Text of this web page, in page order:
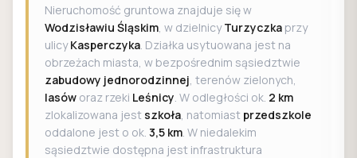
Nieruchomość gruntowa znajduje się w
Wodzisławiu Śląskim, w dzielnicyTurzyczka przy
ulicyKasperczyka. Działka usytuowana jest na
obrzeżach miasta, w bezpośrednim sąsiedztwie
zabudowy jednorodzinnej, terenów zielonych,
lasów oraz rzeki Leśnicy. W odległości ok. 2 km
zlokalizowana jest szkoła, natomiast przedszkole
oddalone jest o ok. 3,5 km. W niedalekim
sąsiedztwie dostępna jest infrastruktura